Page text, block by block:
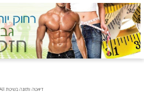
דיאטה ותזונה בשיטת Diet2All: המדע שמאחורי הגוף המושלם.